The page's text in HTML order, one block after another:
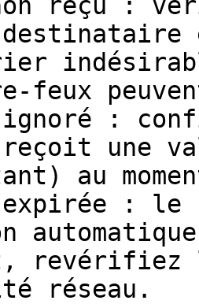
feux
:
une
au
expirée : le
réseau.